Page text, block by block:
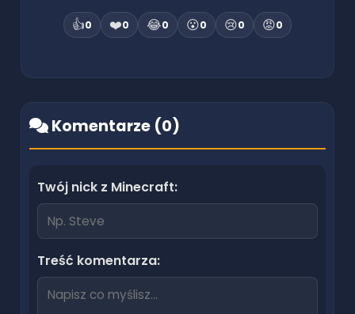
👍0 ❤️0 😂0 😮0 😢0 😡0
Komentarze (0)
Twój nick z Minecraft:
Treść komentarza: